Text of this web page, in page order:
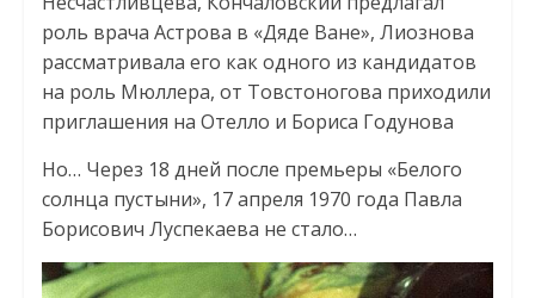
роль врача Астрова в «Дяде Ване», Лиознова
рассматривала его как одного из кандидатов
на роль Мюллера, от Товстоногова приходили
приглашения на Отелло и Бориса Годунова
Но… Через 18 дней после премьеры «Белого
солнца пустыни», 17 апреля 1970 года Павла
Борисович Луспекаева не стало…